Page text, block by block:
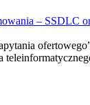
– SSDLC